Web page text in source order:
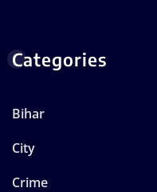
Categories
Bihar
City
Crime